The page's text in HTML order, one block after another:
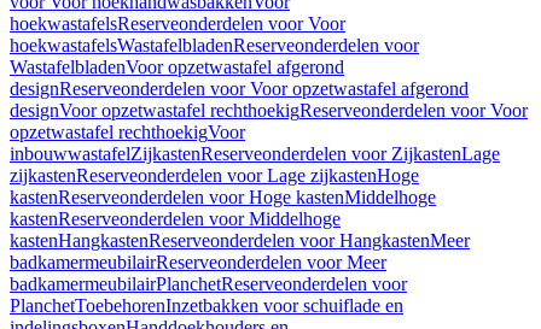
hoekwastafelsReserveonderdelen voor Voor
hoekwastafelsWastafelbladenReserveonderdelen voor
WastafelbladenVoor opzetwastafel afgerond
designReserveonderdelen voor Voor opzetwastafel afgerond
designVoor opzetwastafel rechthoekigReserveonderdelen voor Voor
opzetwastafel rechthoekigVoor
inbouwwastafelZijkastenReserveonderdelen voor ZijkastenLage
zijkastenReserveonderdelen voor Lage zijkastenHoge
kastenReserveonderdelen voor Hoge kastenMiddelhoge
kastenReserveonderdelen voor Middelhoge
kastenHangkastenReserveonderdelen voor HangkastenMeer
badkamermeubilairReserveonderdelen voor Meer
badkamermeubilairPlanchetReserveonderdelen voor
PlanchetToebehorenInzetbakken voor schuiflade en